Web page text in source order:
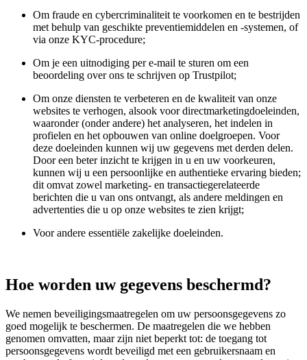
Om fraude en cybercriminaliteit te voorkomen en te bestrijden
met behulp van geschikte preventiemiddelen en -systemen, of
via onze KYC-procedure;
Om je een uitnodiging per e-mail te sturen om een
beoordeling over ons te schrijven op Trustpilot;
Om onze diensten te verbeteren en de kwaliteit van onze
websites te verhogen, alsook voor directmarketingdoeleinden,
waaronder (onder andere) het analyseren, het indelen in
profielen en het opbouwen van online doelgroepen. Voor
deze doeleinden kunnen wij uw gegevens met derden delen.
Door een beter inzicht te krijgen in u en uw voorkeuren,
kunnen wij u een persoonlijke en authentieke ervaring bieden;
dit omvat zowel marketing- en transactiegerelateerde
berichten die u van ons ontvangt, als andere meldingen en
advertenties die u op onze websites te zien krijgt;
Voor andere essentiële zakelijke doeleinden.
Hoe worden uw gegevens beschermd?
We nemen beveiligingsmaatregelen om uw persoonsgegevens zo
goed mogelijk te beschermen. De maatregelen die we hebben
genomen omvatten, maar zijn niet beperkt tot: de toegang tot
persoonsgegevens wordt beveiligd met een gebruikersnaam en